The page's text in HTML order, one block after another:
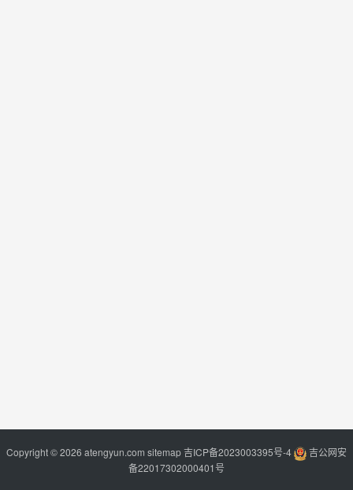
Copyright © 2026 atengyun.com sitemap吉ICP备2023003395号-4
吉公网安
备22017302000401号